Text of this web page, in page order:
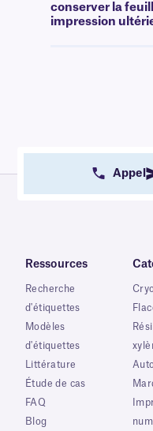
conserver la
impression
Appel
Ressources
Recherche
d'étiquettes
Modèles
d'étiquettes
Littérature
Étude de cas
FAQ
Blog